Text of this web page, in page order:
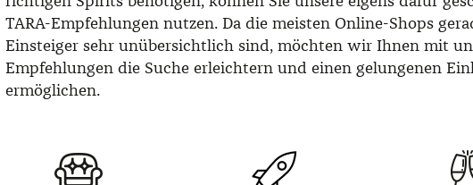
TARA-Empfehlungen nutzen. Da die meisten Online-Shops
Einsteiger sehr unübersichtlich sind, möchten wir Ihnen mit
Empfehlungen die Suche erleichtern und einen gelungenen
ermöglichen.